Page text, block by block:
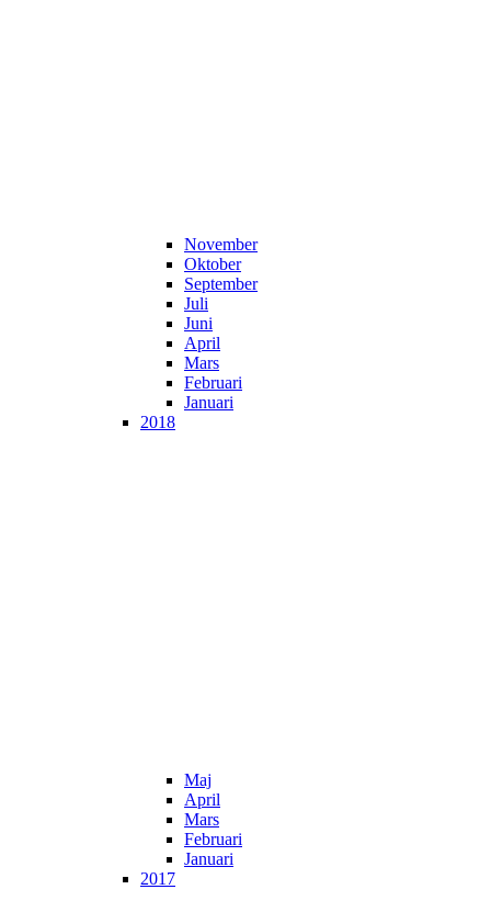
November
Oktober
September
Juli
Juni
April
Mars
Februari
Januari
2018
Maj
April
Mars
Februari
Januari
2017